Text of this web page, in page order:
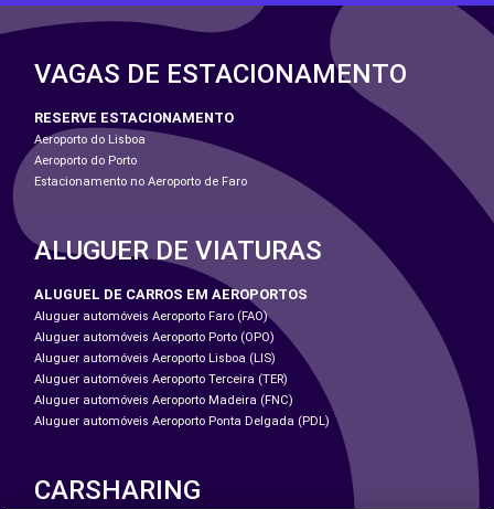
VAGAS DE ESTACIONAMENTO
RESERVE ESTACIONAMENTO
Aeroporto do Lisboa
Aeroporto do Porto
Estacionamento no Aeroporto de Faro
ALUGUER DE VIATURAS
ALUGUEL DE CARROS EM AEROPORTOS
Aluguer automóveis Aeroporto Faro (FAO)
Aluguer automóveis Aeroporto Porto (OPO)
Aluguer automóveis Aeroporto Lisboa (LIS)
Aluguer automóveis Aeroporto Terceira (TER)
Aluguer automóveis Aeroporto Madeira (FNC)
Aluguer automóveis Aeroporto Ponta Delgada (PDL)
CARSHARING